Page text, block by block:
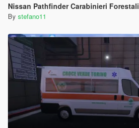
Nissan Pathfinder Carabinieri Forestali
By stefano11